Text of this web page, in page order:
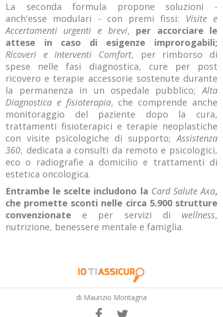
La seconda formula propone soluzioni -
anch'esse modulari - con premi fissi: Visite e
Accertamenti urgenti e brevi, per accorciare le
attese in caso di esigenze improrogabili;
Ricoveri e Interventi Comfort, per rimborso di
spese nelle fasi diagnostica, cure per post
ricovero e terapie accessorie sostenute durante
la permanenza in un ospedale pubblico;Alta
Diagnostica e fisioterapia, che comprende anche
monitoraggio del paziente dopo la cura,
trattamenti fisioterapici e terapie neoplastiche
con visite psicologiche di supporto;Assistenza
360, dedicata a consulti da remoto e psicologici,
eco o radiografie a domicilio e trattamenti di
estetica oncologica.
Entrambe le scelte includono la Card Salute Axa,
che promette sconti nelle circa 5.900 strutture
convenzionate e per servizi di wellness,
nutrizione, benessere mentale e famiglia.
di Maurizio Montagna